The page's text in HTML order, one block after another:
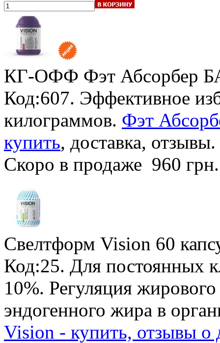
КГ-ОФФ Фэт Абсорбер
Код:607. Эффективное
килограммов. Фэт
купить, доставка, отзывы.
Скоро в продаже 960
Свелтформ Vision 60
Код:25. Для постоянных
10%. Регуляция
эндогенного жира в
Vision - купить, отзывы о